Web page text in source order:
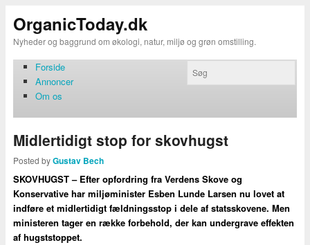
OrganicToday.dk
Nyheder og baggrund om økologi, natur, miljø og grøn omstilling.
Forside
Annoncer
Om os
Midlertidigt stop for skovhugst
Posted byGustav Bech
SKOVHUGST – Efter opfordring fra Verdens Skove og
Konservative har miljøminister Esben Lunde Larsen nu lovet at
indføre et midlertidigt fældningsstop i dele af statsskovene. Men
ministeren tager en række forbehold, der kan undergrave effekten
af hugststoppet.